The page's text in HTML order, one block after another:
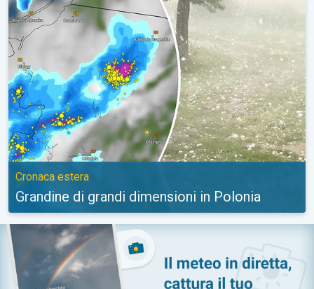
Cronaca estera
Grandine di grandi dimensioni in Polonia